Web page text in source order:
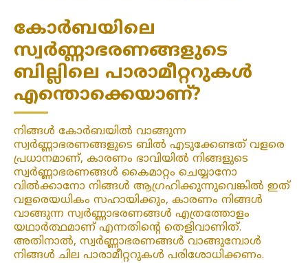
കോർബയിലെ
സ്വർണ്ണാഭരണങ്ങളുടെ
ബില്ലിലെ പാരാമീറ്ററുകൾ
എന്തൊക്കെയാണ്?
നിങ്ങൾ കോർബയിൽ വാങ്ങുന്ന
സ്വർണ്ണാഭരണങ്ങളുടെ ബിൽ എടുക്കേണ്ടത് വളരെ
പ്രധാനമാണ്, കാരണം ഭാവിയിൽ നിങ്ങളുടെ
സ്വർണ്ണാഭരണങ്ങൾ കൈമാറ്റം ചെയ്യാനോ
വിൽക്കാനോ നിങ്ങൾ ആഗ്രഹിക്കുന്നുവെങ്കിൽ ഇത്
വളരെയധികം സഹായിക്കും, കാരണം നിങ്ങൾ
വാങ്ങുന്ന സ്വർണ്ണാഭരണങ്ങൾ എത്രത്തോളം
യഥാർത്ഥമാണ് എന്നതിന്റെ തെളിവാണിത്.
അതിനാൽ, സ്വർണ്ണാഭരണങ്ങൾ വാങ്ങുമ്പോൾ
നിങ്ങൾ ചില പാരാമീറ്ററുകൾ പരിശോധിക്കണം.